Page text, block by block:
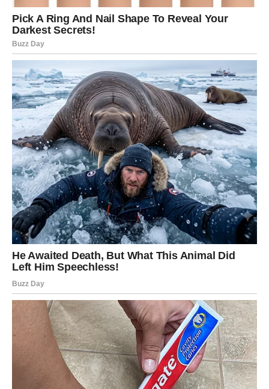
Sudbina vam daje priliku da
konačno riješite ono što je ostalo
nedorečeno
Nekada se bivše ljubavi vraćaju kako bismo konačno
dobili odgovore koje dugo čekamo. Međutim, u vašem
slučaju postoji velika mogućnost da ovo ne bude samo
prolazni povratak prošlosti.
Zvijezde pokazuju da između vas i te osobe još uvijek
postoji jaka energija koja nije nestala uprkos vremenu i
udaljenosti. Upravo zato ćete morati da odlučite da li
želite još jednu priliku ili konačno zatvaranje tog
poglavlja.
Mnoge Ribe će tokom ovog perioda donijeti odluku koja
može potpuno promijeniti njihov emotivni život.
Pred vama su dani puni emocija i
velikih iznenađenja